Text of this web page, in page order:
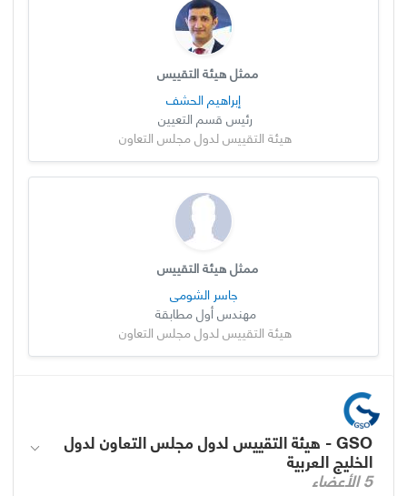
ممثل هيئة التقييس
إبراهيم الحشف
رئيس قسم التعيين
هيئة التقييس لدول مجلس التعاون
ممثل هيئة التقييس
جاسر الشومي
مهندس أول مطابقة
هيئة التقييس لدول مجلس التعاون
GSO - هيئة التقييس لدول مجلس التعاون لدول
الخليج العربية
5 الأعضاء